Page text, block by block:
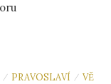
/ PRAVOSLAVÍ / VĚ